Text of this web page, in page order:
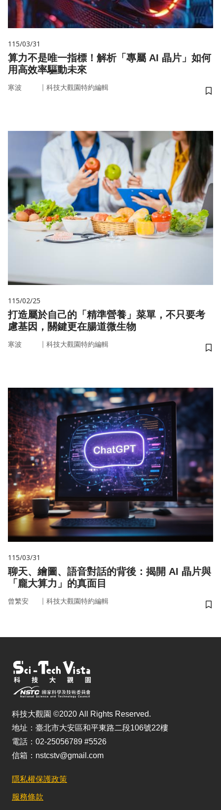
115/03/31
算力不是唯一指標！解析「專屬 AI 晶片」如何
用高效率驅動未來
寒波 ｜ 科技大觀園特約編輯
儲
115/02/25
打造屬於自己的「精準營養」菜單，不只要考
慮基因，關鍵更在腸道微生物
寒波 ｜ 科技大觀園特約編輯
儲
115/03/31
聊天、繪圖、語音對話的背後：揭開 AI 晶片與
「龐大算力」的真面目
曾繁安 ｜ 科技大觀園特約編輯
儲
科技大觀園 ©2020 All Rights Reserved.
地址：臺北市大安區和平東路二段106號22樓
電話：02-25056789 #5526
信箱：nstcstv@gmail.com
隱私權保護政策
服務條款